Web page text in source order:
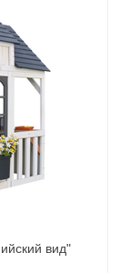
вид"